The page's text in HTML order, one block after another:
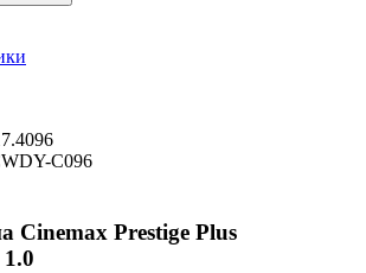
C096
Cinemax Prestige Plus